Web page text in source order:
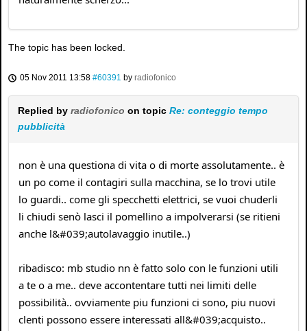
The topic has been locked.
05 Nov 2011 13:58 #60391 by radiofonico
Replied by radiofonico on topic Re: conteggio tempo
pubblicità
non è una questiona di vita o di morte assolutamente.. è
un po come il contagiri sulla macchina, se lo trovi utile
lo guardi.. come gli specchetti elettrici, se vuoi chuderli
li chiudi senò lasci il pomellino a impolverarsi (se ritieni
anche l&#039;autolavaggio inutile..)
ribadisco: mb studio nn è fatto solo con le funzioni utili
a te o a me.. deve accontentare tutti nei limiti delle
possibilità.. ovviamente piu funzioni ci sono, piu nuovi
clenti possono essere interessati all&#039;acquisto..